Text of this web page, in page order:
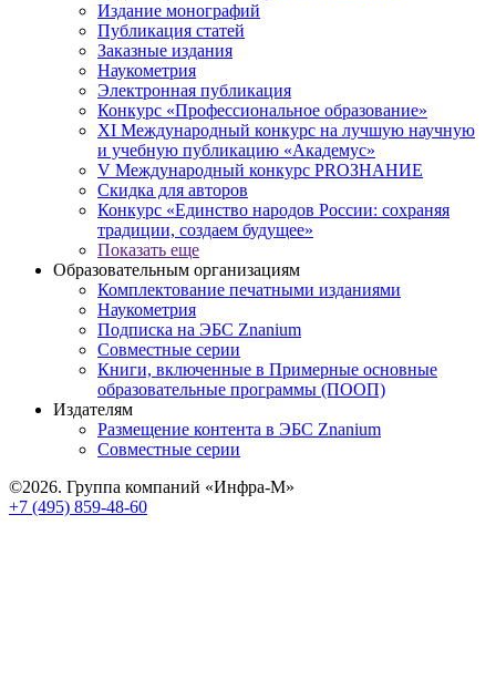
Издание монографий
Публикация статей
Заказные издания
Наукометрия
Электронная публикация
Конкурс «Профессиональное образование»
XI Международный конкурс на лучшую научную
и учебную публикацию «Академус»
V Международный конкурс PROЗНАНИЕ
Скидка для авторов
Конкурс «Единство народов России: сохраняя
традиции, создаем будущее»
Показать еще
Образовательным организациям
Комплектование печатными изданиями
Наукометрия
Подписка на ЭБС Znanium
Совместные серии
Книги, включенные в Примерные основные
образовательные программы (ПООП)
Издателям
Размещение контента в ЭБС Znanium
Совместные серии
©2026. Группа компаний «Инфра-М»
+7 (495) 859-48-60